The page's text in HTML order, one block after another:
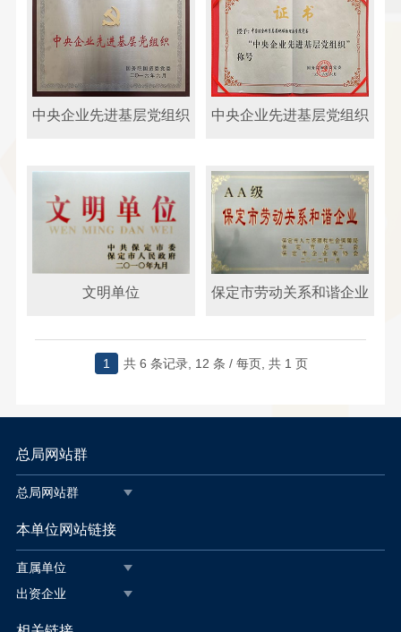
中央企业先进基层党组织 中央企业先进基层党组织
文明单位 保定市劳动关系和谐企业
1 共 6 条记录, 12 条 / 每页, 共 1 页
总局网站群
总局网站群
本单位网站链接
直属单位
出资企业